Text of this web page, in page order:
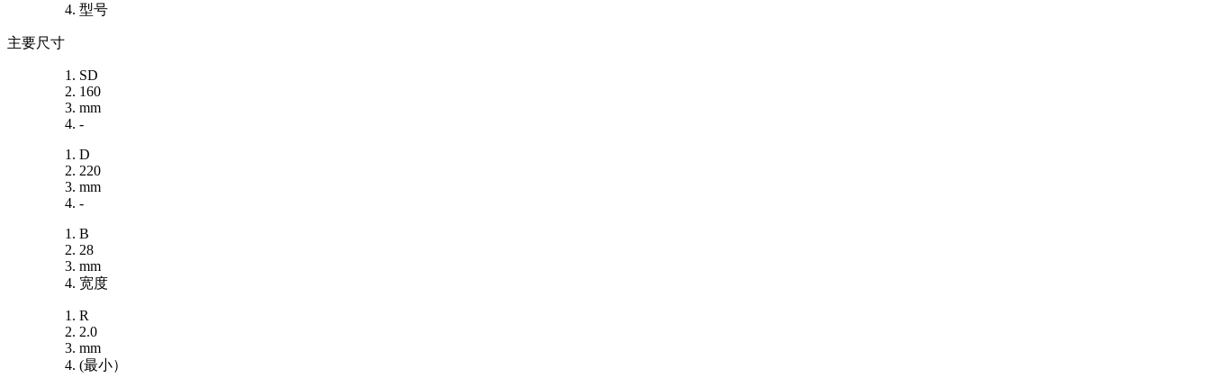
型号
主要尺寸
SD
160
mm
-
D
220
mm
-
B
28
mm
宽度
R
2.0
mm
(最小）